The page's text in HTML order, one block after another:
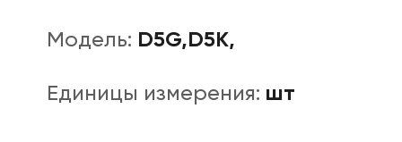
Модель: D5G,D5K,
Единицы измерения: шт